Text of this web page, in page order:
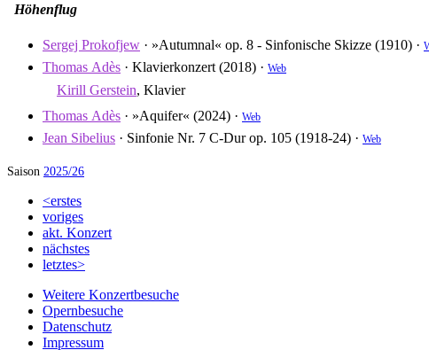
Höhenflug
Sergej Prokofjew · »Autumnal« op. 8 - Sinfonische Skizze (1910) ·
Thomas Adès · Klavierkonzert (2018) · Web
Kirill Gerstein, Klavier
Thomas Adès · »Aquifer« (2024) · Web
Jean Sibelius · Sinfonie Nr. 7 C-Dur op. 105 (1918-24) · Web
Saison 2025/26
<erstes
voriges
akt. Konzert
nächstes
letztes>
Weitere Konzertbesuche
Opernbesuche
Datenschutz
Impressum